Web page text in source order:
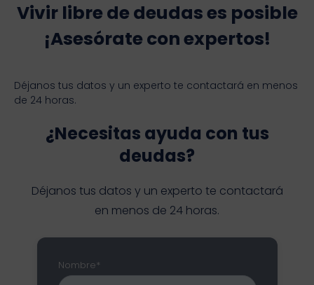
Vivir libre de deudas es posible
¡Asesórate con expertos!
Déjanos tus datos y un experto te contactará en menos
de 24 horas.
¿Necesitas ayuda con tus
deudas?
Déjanos tus datos y un experto te contactará
en menos de 24 horas.
Nombre*